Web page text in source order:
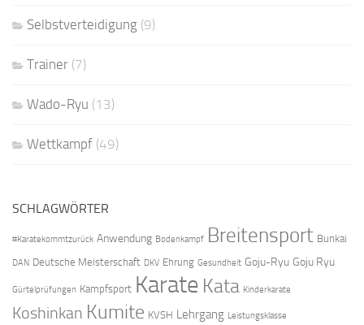
Selbstverteidigung (9)
Trainer (7)
Wado-Ryu (13)
Wettkampf (49)
SCHLAGWÖRTER
#Karatekommtzurück Anwendung Bodenkampf Breitensport Bunkai
DAN Deutsche Meisterschaft DKV Ehrung Gesundheit Goju-Ryu Goju Ryu
Gürtelprüfungen Kampfsport Karate Kata Kinderkarate
Koshinkan Kumite KVSH Lehrgang Leistungsklasse